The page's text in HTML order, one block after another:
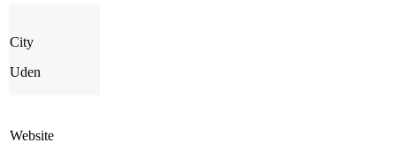
City
Uden
Website